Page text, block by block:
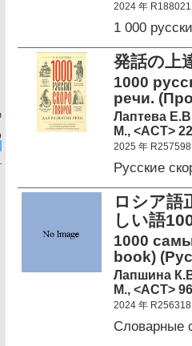
2024 年 R188021
1 000
発話の上
1000
речи.
Лаптева
М., <АСТ>
2025 年 R257598
Русские
ロシア語
しい語
1000
book)
Лапшина
М., <АСТ>
2024 年 R256318
Словарные